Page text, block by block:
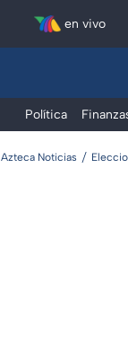
en vivo
Política
Azteca Noticias